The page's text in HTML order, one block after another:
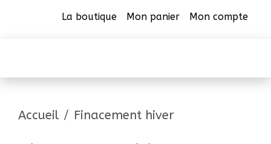
La boutique Mon panier Mon compte
Accueil Finacement hiver